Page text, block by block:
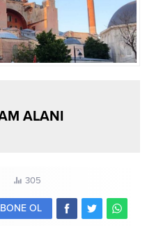
ALANI
305
OL